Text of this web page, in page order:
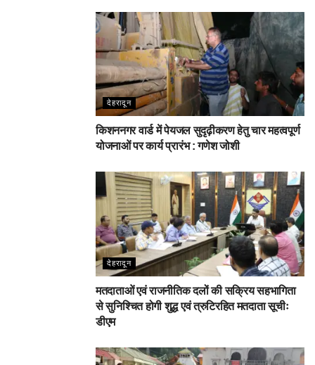
देहरादून
किशननगर वार्ड में पेयजल सुदृढ़ीकरण हेतु चार महत्वपूर्ण
योजनाओं पर कार्य प्रारंभ : गणेश जोशी
देहरादून
मतदाताओं एवं राजनीतिक दलों की सक्रिय सहभागिता
से सुनिश्चित होगी शुद्ध एवं त्रुटिरहित मतदाता सूचीः
डीएम